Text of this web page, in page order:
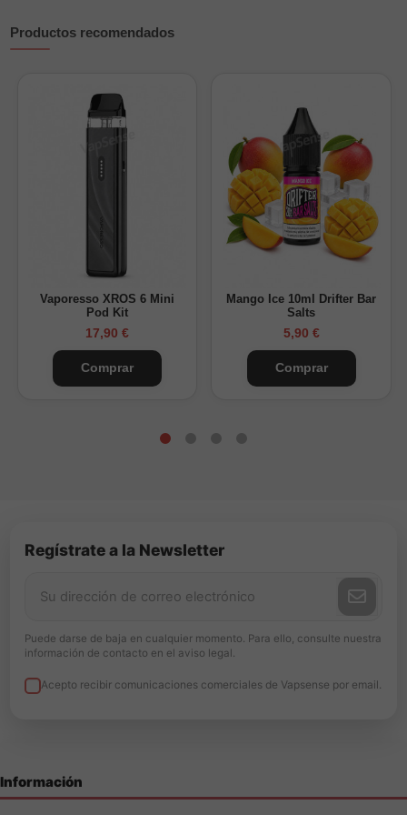
1 x XROS Series 0.8Ω Mesh Pod
1 x Tarjeta de garantía
1 x Tarjeta recordatorio
Para mantener el dispositivo siempre listo, puedes encontrar
cartuchos compatibles en nuestra sección derecambios para
vapers recargables
Productos recomendados
Vaporesso XROS 6 Mini
Pod Kit
17,90 €
Comprar
Mango Ice 10ml Drifter Bar
Salts
5,90 €
Comprar
Regístrate a la Newsletter
Puede darse de baja en cualquier momento. Para ello, consulte nuestra
información de contacto en el aviso legal.
Acepto recibir comunicaciones comerciales de Vapsense por email.
Información